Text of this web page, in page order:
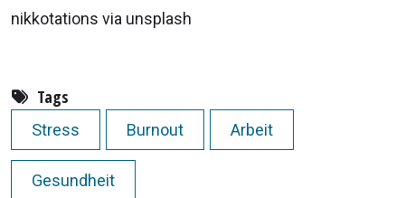
nikkotations via unsplash
Tags
Stress Burnout Arbeit
Gesundheit